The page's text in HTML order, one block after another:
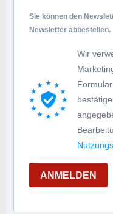
Sie können den
Newsletter abbestellen.
Wir
ANMELDEN